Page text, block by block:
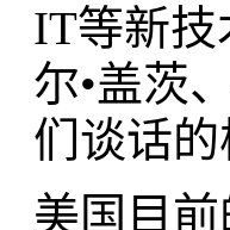
IT等新技
尔•盖茨
们谈话
美国目